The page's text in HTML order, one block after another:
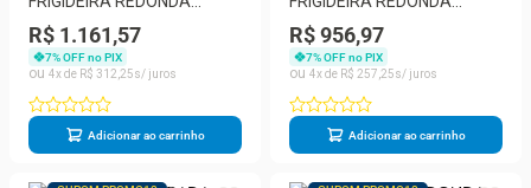
BALLARINI AVOLA KERAVIS
EXTREME 28CM EM
ALUMINIO FORJADO BLACK
MATTE 75002911
R$ 1.161,57
7% OFF no PIX
4
R$ 312 25
Adicionar ao carrinho
BALLARINI AVOLA KERAVIS
EXTREME 24CM EM
ALUMINIO FORJADO BLACK
MATTE 750029090
R$ 956,97
7% OFF no PIX
4
R$ 257 25
Adicionar ao carrinho